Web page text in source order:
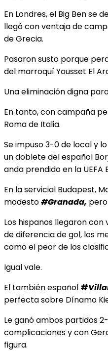
En Londres, el Big Ben se
llegó con ventaja de
de Grecia.
Pasaron susto porque
del marroquí Yousset El
Una eliminación digna
En tanto, con campaña
Roma de Italia.
Se impuso 3-0 de local y
un doblete del español
anda prendido en la UEFA
En la servicial Budapest,
modesto#Granada,
Los hispanos llegaron con
de diferencia de gol, los
como el peor de los
Igual vale.
El también español #
perfecta sobre Dínamo
Le ganó ambos partidos
complicaciones y con
figura.